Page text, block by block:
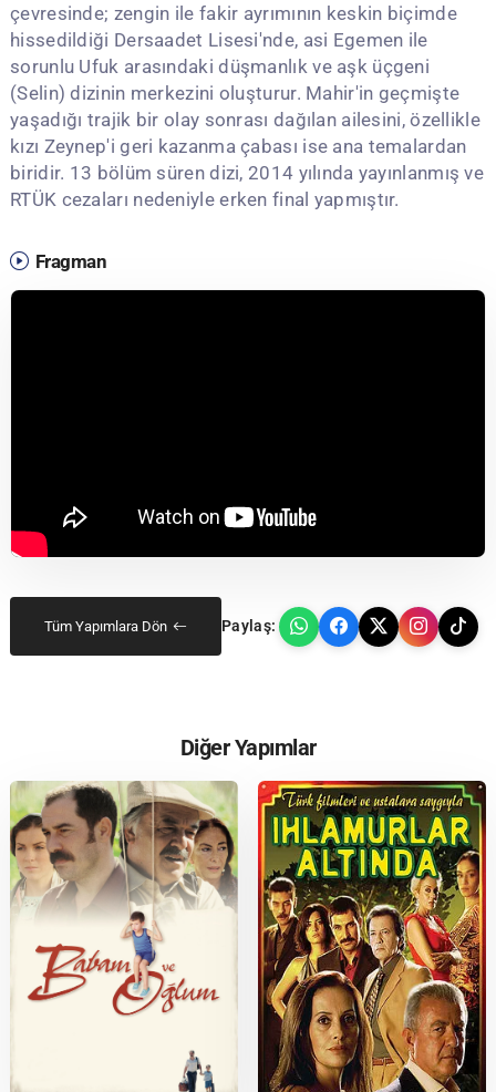
çevresinde; zengin ile fakir ayrımının keskin biçimde
hissedildiği Dersaadet Lisesi'nde, asi Egemen ile
sorunlu Ufuk arasındaki düşmanlık ve aşk üçgeni
(Selin) dizinin merkezini oluşturur. Mahir'in geçmişte
yaşadığı trajik bir olay sonrası dağılan ailesini, özellikle
kızı Zeynep'i geri kazanma çabası ise ana temalardan
biridir. 13 bölüm süren dizi, 2014 yılında yayınlanmış ve
RTÜK cezaları nedeniyle erken final yapmıştır.
Fragman
Tüm Yapımlara Dön Paylaş:
Diğer Yapımlar